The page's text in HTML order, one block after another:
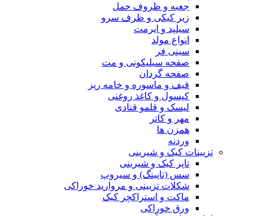
جعبه و ظروف حمل
زیر کیکی و ظرف سرو
سیلپد و ایرمت
انواع مولد
سینی فر
صفحه سیلیکونی و مت
صفحه گردان
قیف و ماسوره و خامه ریز
کپسول و کاغذ روغنی
لیسک و قلمو قنادی
مهر و کاتر
همزن ها
وردنه
تزیینات کیک و شیرینی
تاپر کیک و شیرینی
سس (تاپینگ) و سیروپ
شکلات تزیینی و مروارید خوراکی
ماکت و استراکچر کیک
ورق خوراکی